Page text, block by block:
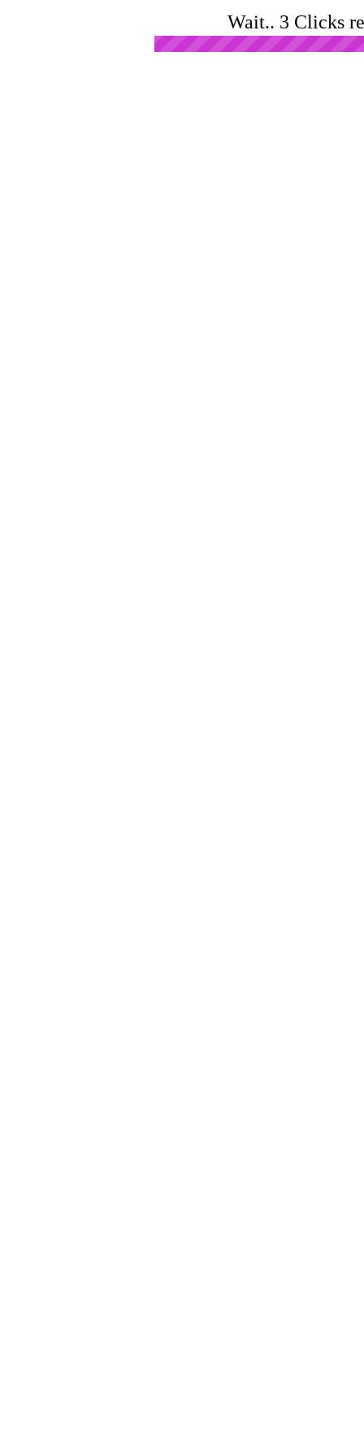
Wait.. 3 Clicks